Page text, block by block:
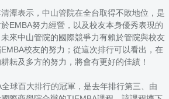
潭表示，中山管院在全台取得不敗地位，是
EMBA努力經營，以及校友本身優秀表現的
來中山管院的國際競爭力有賴於管院與校友
校友的努力；從這次排行可以看出，在
耘及多方的努力，將會有更好的佳績！
球百大排行的冠軍，是去年排行第三、由